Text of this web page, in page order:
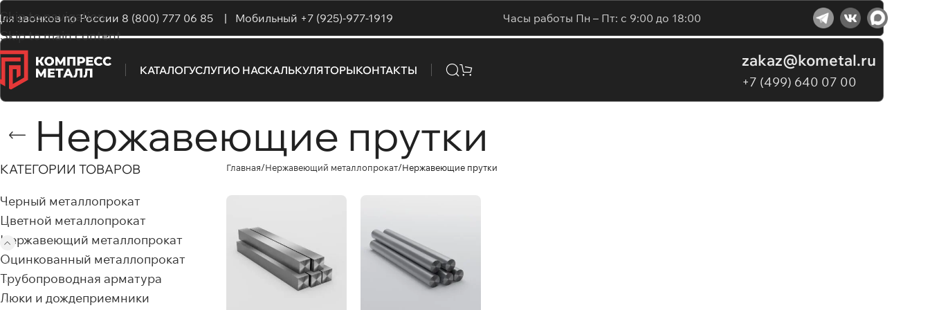
Skip to navigation
Skip to main content
звонков по России 8 (800) 777 06 85 | Мобильный +7 (925)-977-1919 Часы работы Пн – Пт: с 9:00 до 18:00
КАТАЛОГУСЛУГИО НАСКАЛЬКУЛЯТОРЫКОНТАКТЫ
zakaz@kometal.ru
+7 (499) 640 07 00
Нержавеющие прутки
КАТЕГОРИИ ТОВАРОВ
Черный металлопрокат
Цветной металлопрокат
Нержавеющий металлопрокат
Оцинкованный металлопрокат
Трубопроводная арматура
Люки и дождеприемники
Главная Нержавеющий металлопрокат Нержавеющие прутки